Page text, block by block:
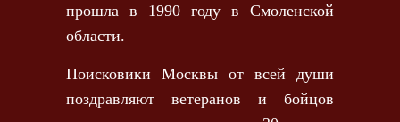
прошла в 1990 году в Смоленской
области.
Поисковики Москвы от всей души
поздравляют ветеранов и бойцов